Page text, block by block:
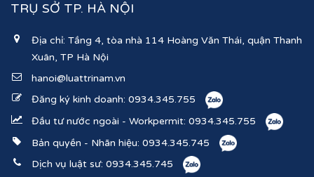
TRỤ SỞ TP. HÀ NỘI
Địa chỉ: Tầng 4, tòa nhà 114 Hoàng Văn Thái, quận Thanh
Xuân, TP Hà Nội
hanoi@luattrinam.vn
Đăng ký kinh doanh: 0934.345.755
Đầu tư nước ngoài - Workpermit: 0934.345.755
Bản quyền - Nhãn hiệu: 0934.345.745
Dịch vụ luật sư: 0934.345.745